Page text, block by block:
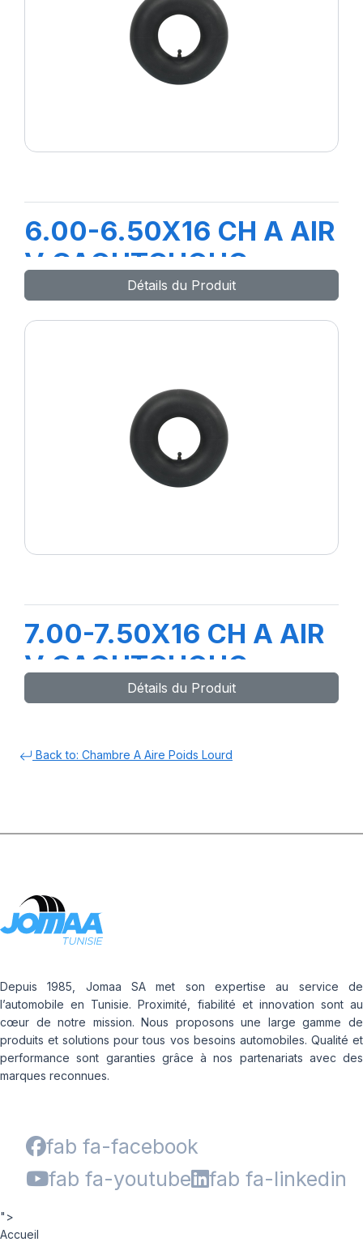
6.00-6.50X16 CH A AIR
V CAOUTCHOUC
Détails du Produit
7.00-7.50X16 CH A AIR
V CAOUTCHOUC
Détails du Produit
Back to: Chambre A Aire Poids Lourd
Depuis 1985, Jomaa SA met son expertise au service de
l’automobile en Tunisie. Proximité, fiabilité et innovation sont au
cœur de notre mission. Nous proposons une large gamme de
produits et solutions pour tous vos besoins automobiles. Qualité et
performance sont garanties grâce à nos partenariats avec des
marques reconnues.
fab fa-facebook
fab fa-youtube
fab fa-linkedin
">
Accueil